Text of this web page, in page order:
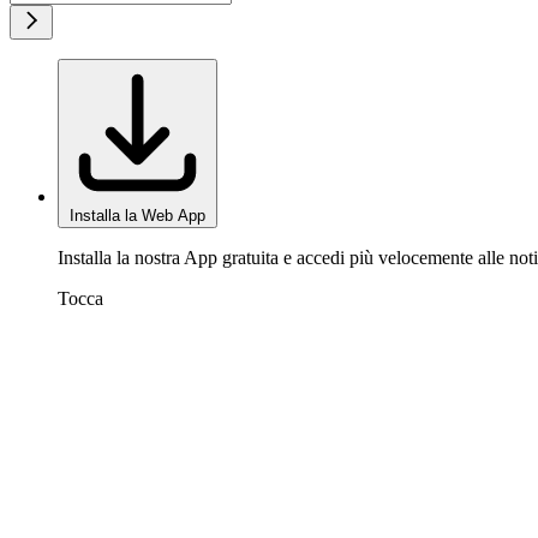
Installa la Web App
Installa la nostra App gratuita e accedi più velocemente alle
Tocca